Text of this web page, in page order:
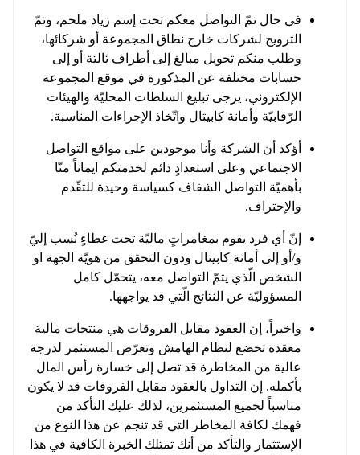
في حال تمّ التواصل معكم تحت إسم زياد ملحم، وتمّ
الترويج لشركات خارج نطاق المجموعة أو شركائها،
وطلب منكم تحويل مبالغ إلى أطراف ثالثة أو إلى
حسابات مختلفة عن المذكورة في موقع المجموعة
الإلكتروني، يرجى تبليغ السلطات المحليّة والهيئات
الرّقابيّة وأمانة كابيتال واتّخاذ الإجراءات المناسبة.
أؤكد أن الشركة وأنا موجودين على مواقع التواصل
الاجتماعي وعلى استعدادٍ دائم لخدمتكم ايماناً منّا
بأهميّة التواصل الشفاف كسياسة وحيدة للتقّدم
والإحتراف.
إنّ أي فرد يقوم بمغامراتٍ ماليّة تحت غطاءٍ نُسب إليّ
و/أو إلى أمانة كابيتال ودون التحقق من هويّة الجهة او
الشخص الّذي يتمّ التواصل معه، يتحمّل كامل
المسؤوليّة عن النتائج الّتي قد يواجهها.
واخيراً، إن العقود مقابل الفروقات هي منتجات مالية
معقدة تخضع لنظام الهامش وتعرّض المستثمر لدرجة
عالية من المخاطرة قد تصل إلى خسارة رأس المال
بأكمله. إن التداول بالعقود مقابل الفروقات قد لا يكون
مناسباً لجميع المستثمرين، لذلك عليك التأكد من
فهمك لكافة المخاطر التي قد تنجم عن هذا النوع من
الإستثمار والتأكد من أنك تمتلك الخبرة الكافية في هذا